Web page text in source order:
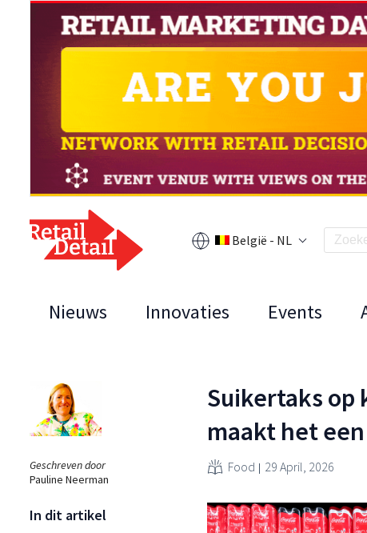
België - NL
Nieuws Innovaties Events
Geschreven door
Pauline Neerman
In dit artikel
Suikertaks op
maakt het
Food 29 April, 2026